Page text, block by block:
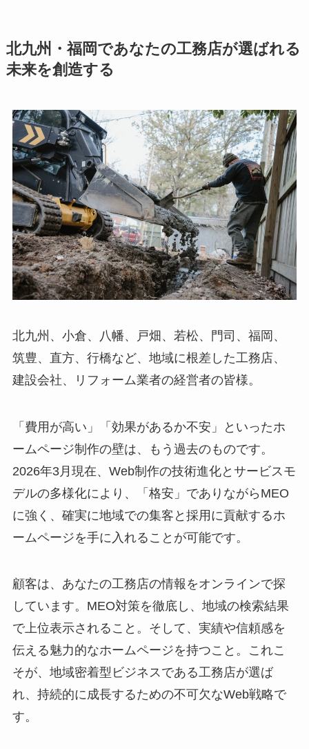
北九州・福岡であなたの工務店が選ばれる
未来を創造する
北九州、小倉、八幡、戸畑、若松、門司、福岡、
筑豊、直方、行橋など、地域に根差した工務店、
建設会社、リフォーム業者の経営者の皆様。
「費用が高い」「効果があるか不安」といったホ
ームページ制作の壁は、もう過去のものです。
2026年3月現在、Web制作の技術進化とサービスモ
デルの多様化により、「格安」でありながらMEO
に強く、確実に地域での集客と採用に貢献するホ
ームページを手に入れることが可能です。
顧客は、あなたの工務店の情報をオンラインで探
しています。MEO対策を徹底し、地域の検索結果
で上位表示されること。そして、実績や信頼感を
伝える魅力的なホームページを持つこと。これこ
そが、地域密着型ビジネスである工務店が選ば
れ、持続的に成長するための不可欠なWeb戦略で
す。